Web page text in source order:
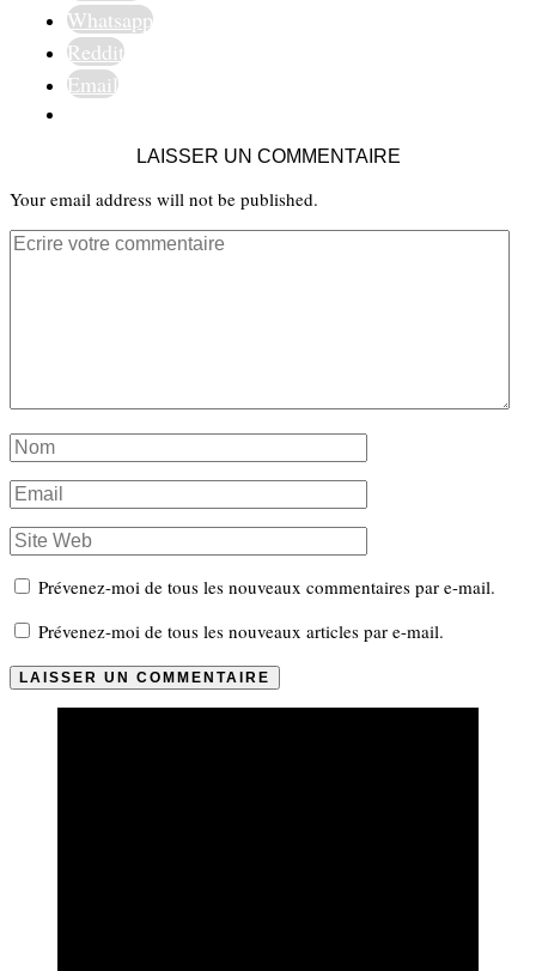
Whatsapp
Reddit
Email
LAISSER UN COMMENTAIRE
Your email address will not be published.
Prévenez-moi de tous les nouveaux commentaires par e-mail.
Prévenez-moi de tous les nouveaux articles par e-mail.